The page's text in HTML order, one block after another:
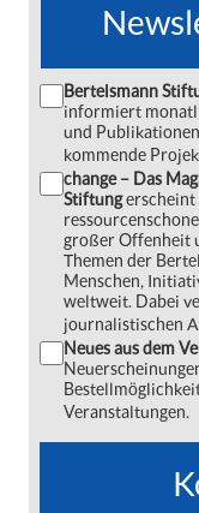
Bertelsmann
informiert
und
kommende
change – Das
Stiftungerscheint
großer Offenheit
Themen der
Menschen,
weltweit. Dabei
journalistischen
Neues aus dem
Veranstaltungen.